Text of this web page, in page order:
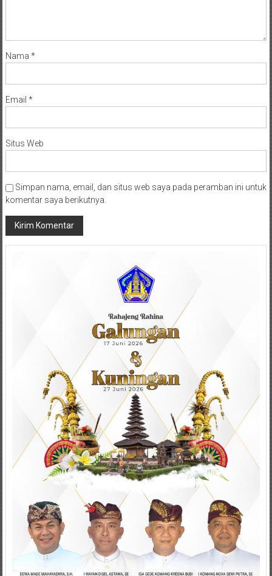
Nama *
Email *
Situs Web
Simpan nama, email, dan situs web saya pada peramban ini untuk
komentar saya berikutnya.